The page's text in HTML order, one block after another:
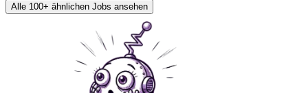
Alle 100+ ähnlichen Jobs ansehen